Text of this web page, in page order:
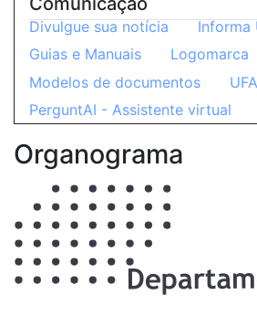
Organograma
Divulgue sua notícia
Informa
Guias e Manuais
Logomarca
Modelos de documentos
PerguntAI - Assistente virtual